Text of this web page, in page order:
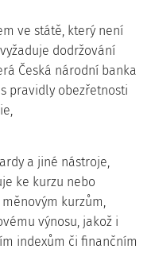
ve státě, který není
dodržování
Česká národní banka
pravidly obezřetnosti
a jiné nástroje,
ke kurzu nebo
kurzům,
výnosu, jakož i
indexům či finančním